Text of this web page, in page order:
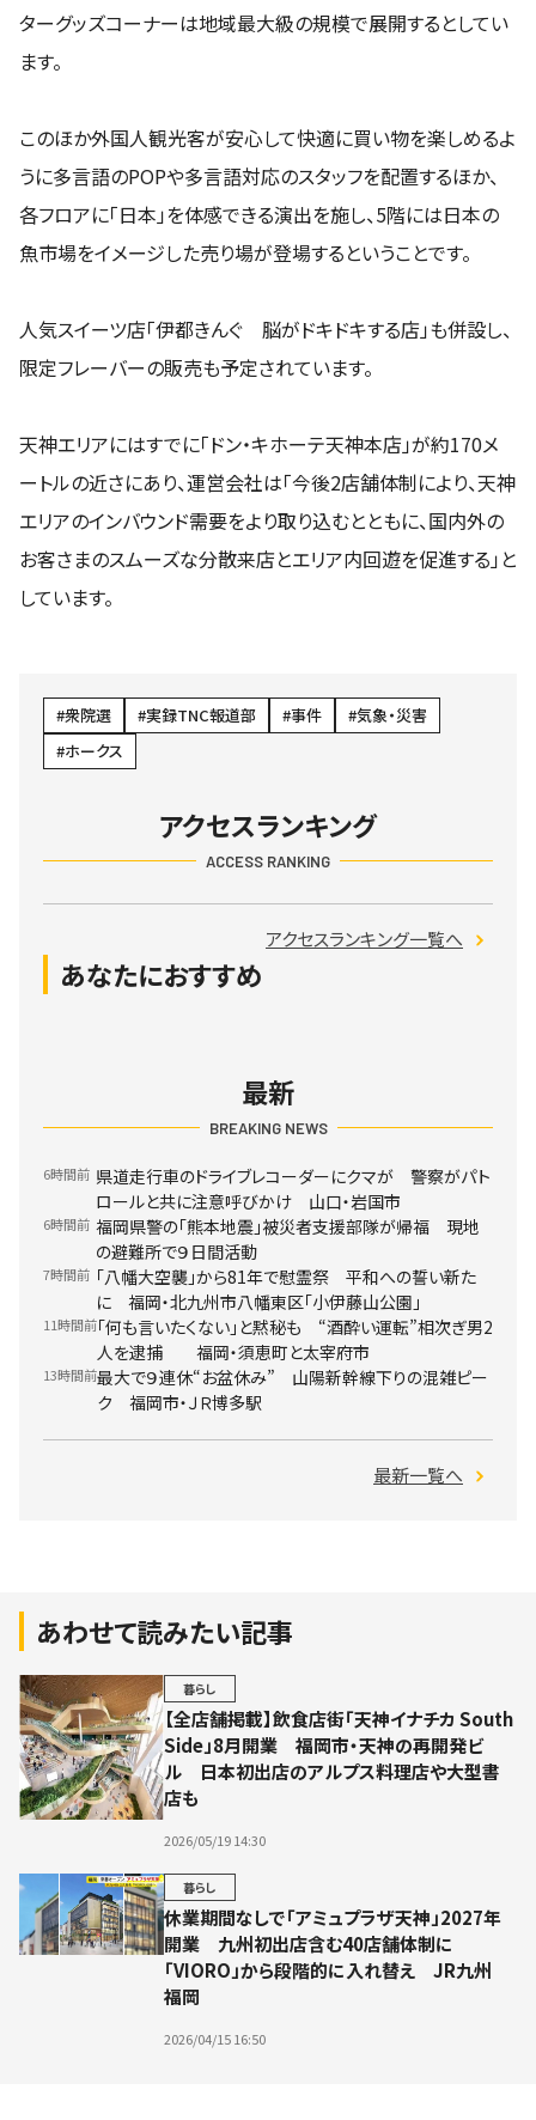
ターグッズコーナーは地域最大級の規模で展開するとしてい
ます。
このほか外国人観光客が安心して快適に買い物を楽しめるよ
うに多言語のPOPや多言語対応のスタッフを配置するほか、
各フロアに「日本」を体感できる演出を施し、5階には日本の
魚市場をイメージした売り場が登場するということです。
人気スイーツ店「伊都きんぐ 脳がドキドキする店」も併設し、
限定フレーバーの販売も予定されています。
天神エリアにはすでに「ドン・キホーテ天神本店」が約170メ
ートルの近さにあり、運営会社は「今後2店舗体制により、天神
エリアのインバウンド需要をより取り込むとともに、国内外の
お客さまのスムーズな分散来店とエリア内回遊を促進する」と
しています。
衆院選 実録TNC報道部 事件
気象・災害
ホークス
アクセスランキング
ACCESS RANKING
アクセスランキング一覧へ
あなたにおすすめ
最新
BREAKING NEWS
6時間前 県道走行車のドライブレコーダーにクマが 警察がパト
ロールと共に注意呼びかけ 山口・岩国市
6時間前 福岡県警の「熊本地震」被災者支援部隊が帰福 現地
の避難所で９日間活動
7時間前 「八幡大空襲」から81年で慰霊祭 平和への誓い新た
に 福岡・北九州市八幡東区「小伊藤山公園」
11時間前「何も言いたくない」と黙秘も “酒酔い運転”相次ぎ男2
人を逮捕 福岡・須恵町と太宰府市
13時間前最大で９連休“お盆休み” 山陽新幹線下りの混雑ピー
ク 福岡市・ＪＲ博多駅
最新一覧へ
あわせて読みたい記事
暮らし
【全店舗掲載】飲食店街「天神イナチカ South
Side」8月開業 福岡市・天神の再開発ビ
ル 日本初出店のアルプス料理店や大型書
店も
2026/05/19 14:30
暮らし
休業期間なしで「アミュプラザ天神」2027年
開業 九州初出店含む40店舗体制に
「VIORO」から段階的に入れ替え JR九州
福岡
2026/04/15 16:50